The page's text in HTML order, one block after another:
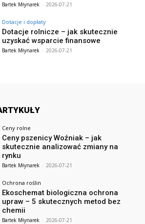
Bartek Młynarek - 2026-07-21
Dotacje i dopłaty
Dotacje rolnicze – jak skutecznie
uzyskać wsparcie finansowe
Bartek Młynarek - 2026-07-21
Ceny rolne
Ceny pszenicy Woźniak – jak
skutecznie analizować zmiany na
rynku
Bartek Młynarek - 2026-07-21
Ochrona roślin
Ekoschemat biologiczna ochrona
upraw – 5 skutecznych metod bez
chemii
Bartek Młynarek - 2026-07-21